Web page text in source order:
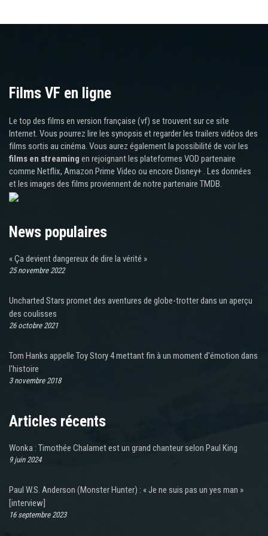
Films VF en ligne
Le top des films en version française (vf) se trouvent sur ce site
Internet. Vous pourrez lire les synopsis et regarder les trailers vidéos des
films sortis au cinéma. Vous aurez également la possibilité de voir les
films en streaming en rejoignant les plateformes VOD partenaire
comme Netflix, Amazon Prime Video ou encore Disney+ . Les données
et les images des films proviennent de notre partenaire TMDB.
News populaires
« Ça devient dangereux de dire la vérité »
25 novembre 2022
Uncharted Stars promet des aventures de globe-trotter dans un aperçu
des coulisses
26 octobre 2021
Tom Hanks appelle Toy Story 4 mettant fin à un moment d'émotion dans
l'histoire
3 novembre 2018
Articles récents
Wonka : Timothée Chalamet est un grand chanteur selon Paul King
9 juin 2024
Paul W.S. Anderson (Monster Hunter) : « Je ne suis pas un yes man »
[interview]
16 septembre 2023